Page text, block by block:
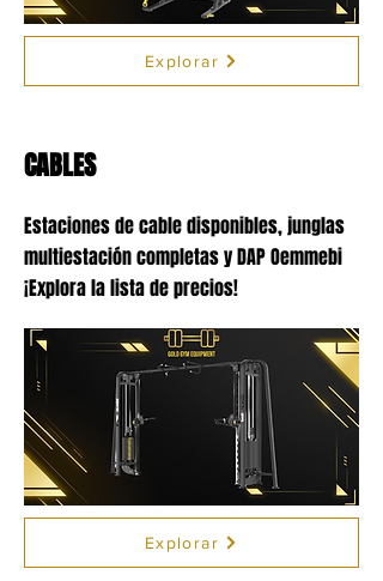
Explorar
CABLES
Estaciones de cable disponibles, junglas
multiestación completas y DAP Oemmebi
¡Explora la lista de precios!
Explorar